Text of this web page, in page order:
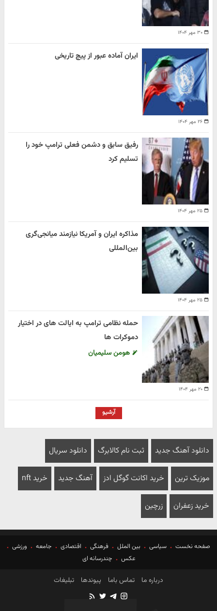
۳۰ مهر ۱۴۰۴
۲۶ مهر ۱۴۰۴
ایران آماده عبور از پیچ تاریخی
۲۵ مهر ۱۴۰۴
رفیق سابق و دشمن فعلی ترامپ خود را
تسلیم کرد
۲۵ مهر ۱۴۰۴
مذاکره ایران و آمریکا نیازمند میانجی‌گری
بین‌المللی
۲۰ مهر ۱۴۰۴
حمله نظامی ترامپ به ایالت های در اختیار
دموکرات ها
هومن سلیمیان
آرشیو
دانلود آهنگ جدید ثبت نام کالابرگ دانلود سریال
موزیک ترین خرید اکانت گوگل ادز آهنگ جدید خرید nft
خرید زعفران زرچین
صفحه نخست سیاسی بین الملل فرهنگی اقتصادی جامعه
ورزشی
عکس
چندرسانه ای
درباره ما تماس باما پیوندها تبلیغات